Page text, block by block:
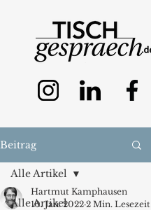
Beitrag
Alle Artikel
Alle Artikel
Hartmut Kamphausen
10. Jan. 2022 2 Min. Lesezeit